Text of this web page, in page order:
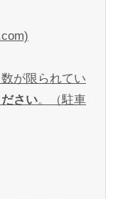
が限られてい
さい。（駐車